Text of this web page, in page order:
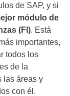
de SAP, y si
módulo de
(FI). Está
importantes,
todos los
de la
las áreas y
con él.